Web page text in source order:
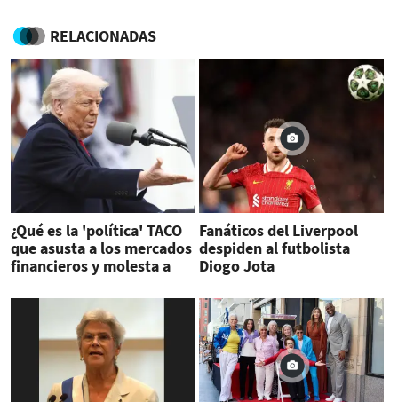
RELACIONADAS
¿Qué es la 'política' TACO
que asusta a los mercados
financieros y molesta a
Fanáticos del Liverpool
despiden al futbolista
Diogo Jota